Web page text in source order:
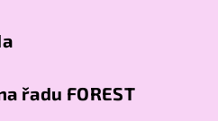
řadu FOREST